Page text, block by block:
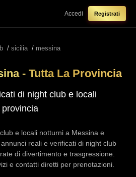
Accedi Registrati
/ sicilia / messina
- Tutta La Provincia
di night club e locali
e locali notturni a Messina e
reali e verificati di night club
di divertimento e trasgressione.
e contatti diretti per prenotazioni.